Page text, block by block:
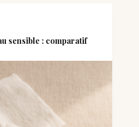
sensible : comparatif